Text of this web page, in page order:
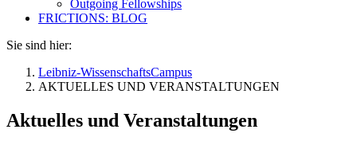
Outgoing Fellowships
FRICTIONS: BLOG
Sie sind hier:
Leibniz-WissenschaftsCampus
AKTUELLES UND VERANSTALTUNGEN
Aktuelles und Veranstaltungen